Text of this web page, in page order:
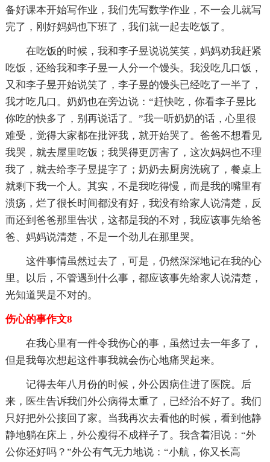
备好课本开始写作业，我们先写数学作业，不一会儿就写
完了，刚好妈妈也下班了，我们就一起去吃饭了。
在吃饭的时候，我和李子昱说说笑笑，妈妈劝我赶紧
吃饭，还给我和李子昱一人分一个馒头。我没吃几口饭，
又和李子昱开始说笑了，李子昱的馒头已经吃了一半了，
我才吃几口。奶奶也在旁边说：“赶快吃，你看李子昱比
你吃的快多了，别再说话了。”我一听奶奶的话，心里很
难受，觉得大家都在批评我，就开始哭了。爸爸不想看见
我哭，就去屋里吃饭；我哭得更厉害了，这次妈妈也不理
我了，就去给李子昱提字了；奶奶去厨房洗碗了，餐桌上
就剩下我一个人。其实，不是我吃得慢，而是我的嘴里有
溃疡，烂了很长时间都没有好，我没有给家人说清楚，反
而还到爸爸那里告状，这都是我的不对，我应该事先给爸
爸、妈妈说清楚，不是一个劲儿在那里哭。
这件事情虽然过去了，可是，仍然深深地记在我的心
里。以后，不管遇到什么事，都应该事先给家人说清楚，
光知道哭是不对的。
伤心的事作文8
在我心里有一件令我伤心的事，虽然过去一年多了，
但是我每次想起这件事我就会伤心地痛哭起来。
记得去年八月份的时候，外公因病住进了医院。后
来，医生告诉我们外公病得太重了，已经治不好了。我们
只好把外公接回了家。当我再次去看他的时候，看到他静
静地躺在床上，外公瘦得不成样子了。我含着泪说：“外
公你还好吗？”外公有气无力地说：“小航，你又长高